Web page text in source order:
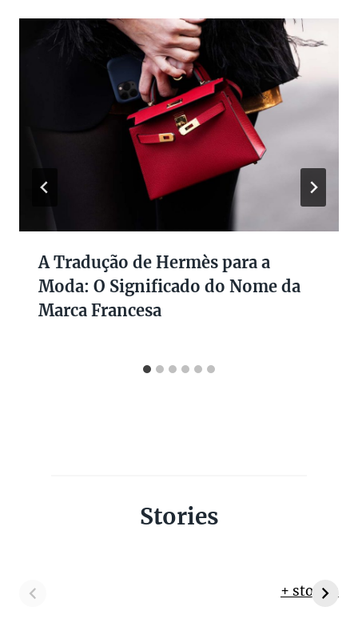
A Tradução de Hermès para a
Moda: O Significado do Nome da
Marca Francesa
Stories
+ stories